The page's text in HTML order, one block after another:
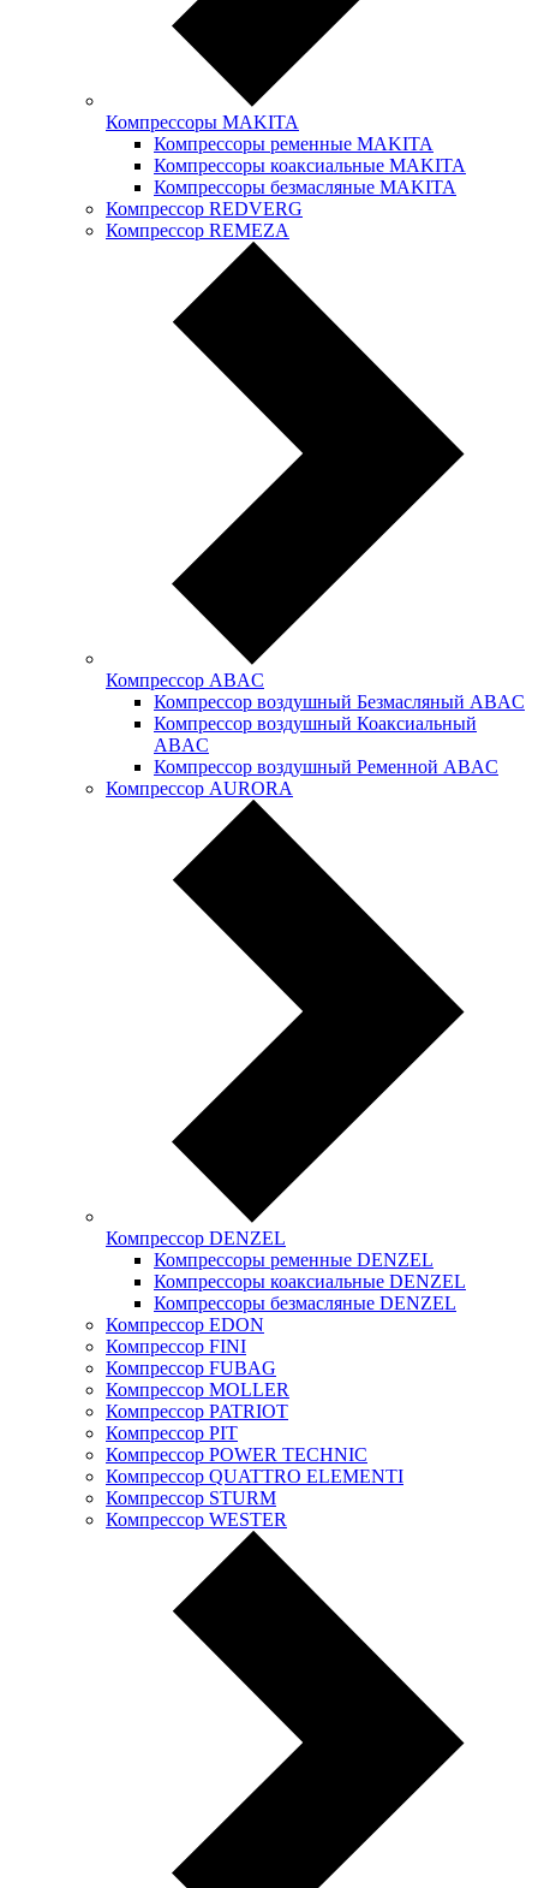
Компрессоры MAKITA
Компрессоры ременные MAKITA
Компрессоры коаксиальные MAKITA
Компрессоры безмасляные MAKITA
Компрессор REDVERG
Компрессор REMEZA
Компрессор ABAC
Компрессор воздушный Безмасляный ABAC
Компрессор воздушный Коаксиальный
ABAC
Компрессор воздушный Ременной ABAC
Компрессор AURORA
Компрессор DENZEL
Компрессоры ременные DENZEL
Компрессоры коаксиальные DENZEL
Компрессоры безмасляные DENZEL
Компрессор EDON
Компрессор FINI
Компрессор FUBAG
Компрессор MOLLER
Компрессор PATRIOT
Компрессор PIT
Компрессор POWER TECHNIC
Компрессор QUATTRO ELEMENTI
Компрессор STURM
Компрессор WESTER